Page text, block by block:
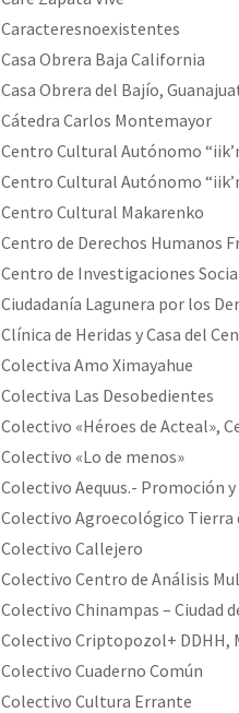
Caracteresnoexistentes
Casa Obrera Baja California
Casa Obrera del Bajío,
Cátedra Carlos Montemayor
Centro Cultural Autónomo
Centro Cultural Autónomo
Centro Cultural Makarenko
Centro de Derechos Humanos
Centro de Investigaciones
Ciudadanía Lagunera por los
Clínica de Heridas y Casa del
Colectiva Amo Ximayahue
Colectiva Las Desobedientes
Colectivo «Héroes de Acteal»,
Colectivo «Lo de menos»
Colectivo Aequus.- Promoción
Colectivo Agroecológico Tierra
Colectivo Callejero
Colectivo Centro de Análisis
Colectivo Chinampas – Ciudad
Colectivo Criptopozol+ DDHH,
Colectivo Cuaderno Común
Colectivo Cultura Errante